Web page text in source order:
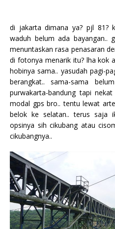
di jakarta dimana ya? pjl 81?
waduh belum ada bayangan..
menuntaskan rasa penasaran
di fotonya menarik itu? lha kok
hobinya sama.. yasudah pagi-
berangkat.. sama-sama
purwakarta-bandung tapi
modal gps bro.. tentu lewat
belok ke selatan.. terus saja
opsinya sih cikubang atau
cikubangnya..